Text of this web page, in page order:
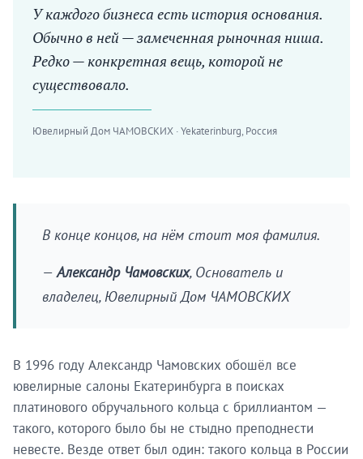
У каждого бизнеса есть история основания.
Обычно в ней — замеченная рыночная ниша.
Редко — конкретная вещь, которой не
существовало.
Ювелирный Дом ЧАМОВСКИХ · Yekaterinburg, Россия
В конце концов, на нём стоит моя фамилия.
—Александр Чамовских, Основатель и
владелец, Ювелирный Дом ЧАМОВСКИХ
В 1996 году Александр Чамовских обошёл все
ювелирные салоны Екатеринбурга в поисках
платинового обручального кольца с бриллиантом —
такого, которого было бы не стыдно преподнести
невесте. Везде ответ был один: такого кольца в России